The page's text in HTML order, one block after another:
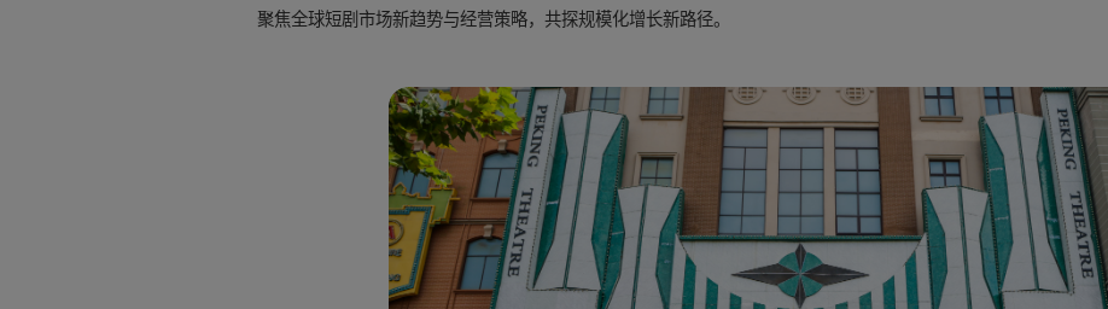
聚焦全球短剧市场新趋势与经营策略，共探规模化增长新路径。